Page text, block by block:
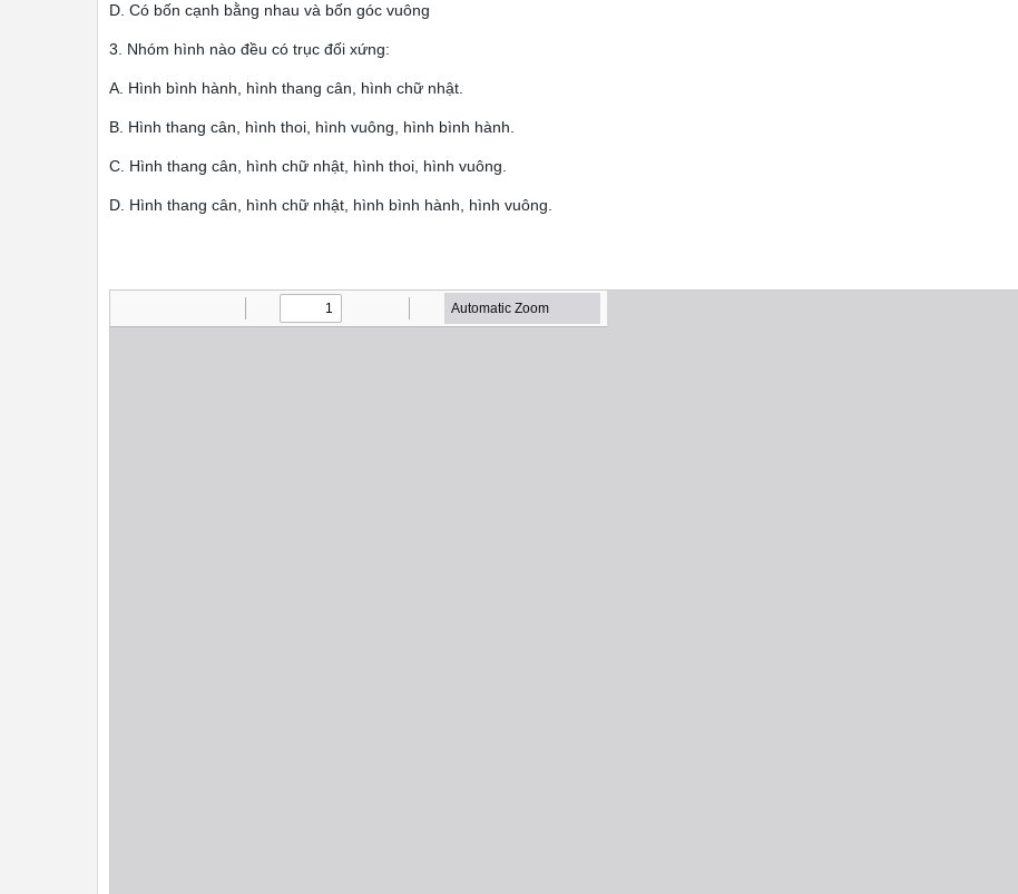
D. Có bốn cạnh bằng nhau và bốn góc vuông
3. Nhóm hình nào đều có trục đối xứng:
A. Hình bình hành, hình thang cân, hình chữ nhật.
B. Hình thang cân, hình thoi, hình vuông, hình bình hành.
C. Hình thang cân, hình chữ nhật, hình thoi, hình vuông.
D. Hình thang cân, hình chữ nhật, hình bình hành, hình vuông.